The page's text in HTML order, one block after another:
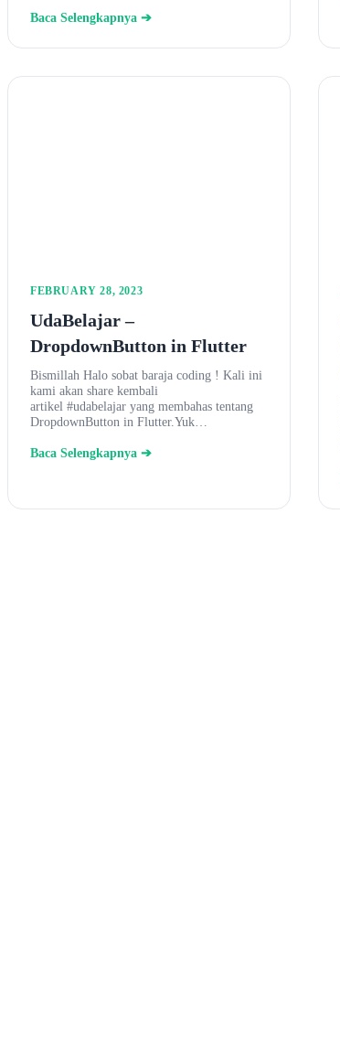
Baca Selengkapnya ➔
FEBRUARY 28, 2023
UdaBelajar –
DropdownButton in Flutter
Bismillah Halo sobat baraja coding ! Kali ini
kami akan share kembali
artikel #udabelajar yang membahas tentang
DropdownButton in Flutter.Yuk…
Baca Selengkapnya ➔